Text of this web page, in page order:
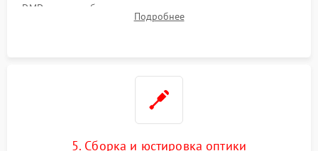
DMD-чипа при битых пикселях, установка нового цветового
колеса или восстановление сгоревших поляризационных
Подробнее
5. Сборка и юстировка оптики